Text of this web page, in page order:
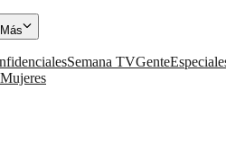
Más
Semana TVGente
Mujeres